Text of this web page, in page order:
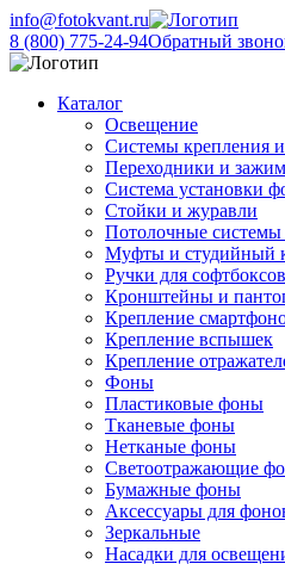
info@fotokvant.ru
8 (800) 775-24-94Обратный
Каталог
Освещение
Системы крепления
Переходники и
Система установки
Стойки и журавли
Потолочные
Муфты и студийный
Ручки для софтбоксов
Кронштейны и
Крепление
Крепление вспышек
Крепление
Фоны
Пластиковые фоны
Тканевые фоны
Нетканые фоны
Светоотражающие
Бумажные фоны
Аксессуары для
Зеркальные
Насадки для